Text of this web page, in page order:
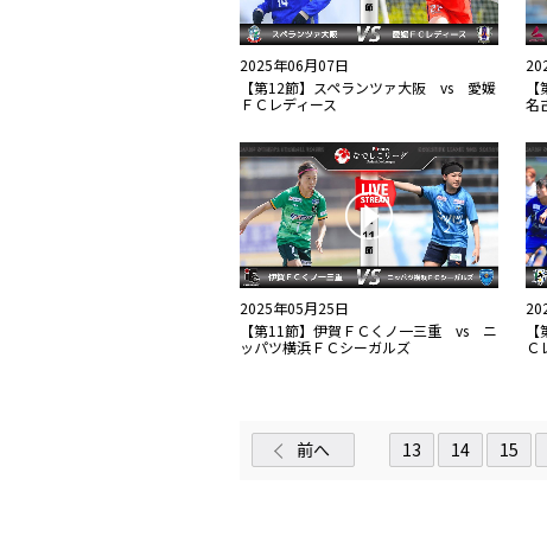
2025年06月07日
【第12節】スペランツァ大阪 vs 愛媛
ＦＣレディース
名
2025年05月25日
【第11節】伊賀ＦＣくノ一三重 vs ニ
ッパツ横浜ＦＣシーガルズ
Ｃ
前へ 13 14 15